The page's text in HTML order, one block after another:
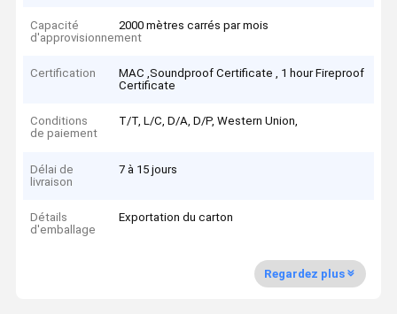
Capacité
d'approvisionnement
2000 mètres carrés par mois
Certification
MAC ,Soundproof Certificate , 1 hour Fireproof
Certificate
Conditions
de paiement
T/T, L/C, D/A, D/P, Western Union,
Délai de
livraison
7 à 15 jours
Détails
d'emballage
Exportation du carton
Regardez plus